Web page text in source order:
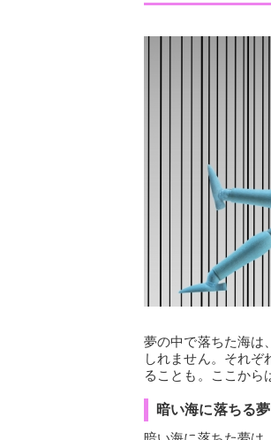
夢の中で落ちた海は
しれません。それ
ることも。ここから
暗い海に落ちる夢